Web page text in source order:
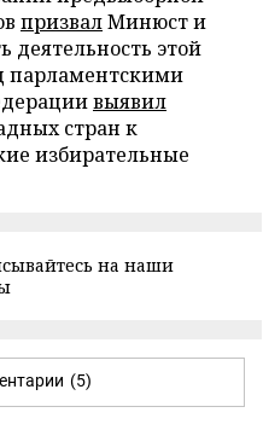
призвалМинюст и
деятельность этой
парламентскими
выявил
стран к
избирательные
на наши
(5)